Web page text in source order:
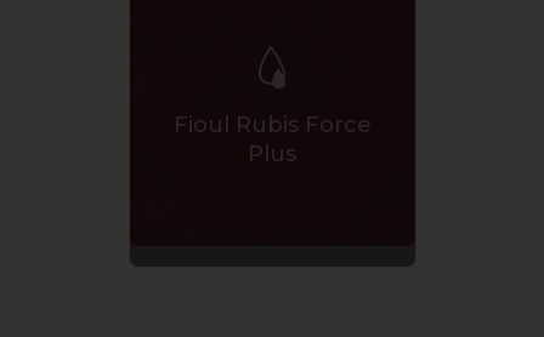
Fioul Rubis Force
Plus